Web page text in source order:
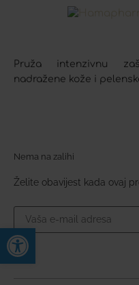
Open toolbar
Pruža intenzivnu
nadražene kože i
Nema na zalihi
Želite obavijest kada ovaj